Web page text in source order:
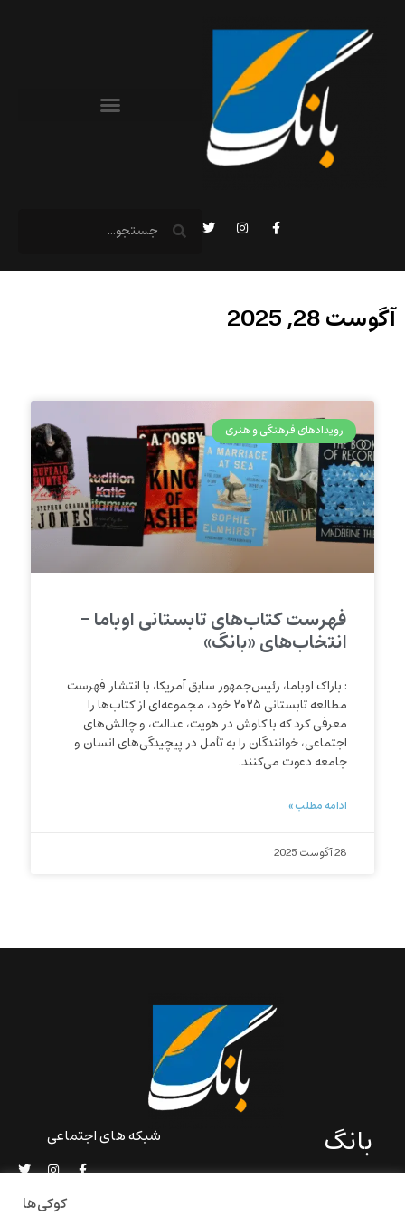
آگوست 28, 2025
رویدادهای فرهنگی و هنری
فهرست کتاب‌های تابستانی اوباما –
انتخاب‌های «بانگ»
: باراک اوباما، رئیس‌جمهور سابق آمریکا، با انتشار فهرست
مطالعه تابستانی ۲۰۲۵ خود، مجموعه‌ای از کتاب‌ها را
معرفی کرد که با کاوش در هویت، عدالت، و چالش‌های
اجتماعی، خوانندگان را به تأمل در پیچیدگی‌های انسان و
جامعه دعوت می‌کنند.
ادامه مطلب »
28 آگوست 2025
بانگ شبکه های اجتماعی
کوکی‌ها